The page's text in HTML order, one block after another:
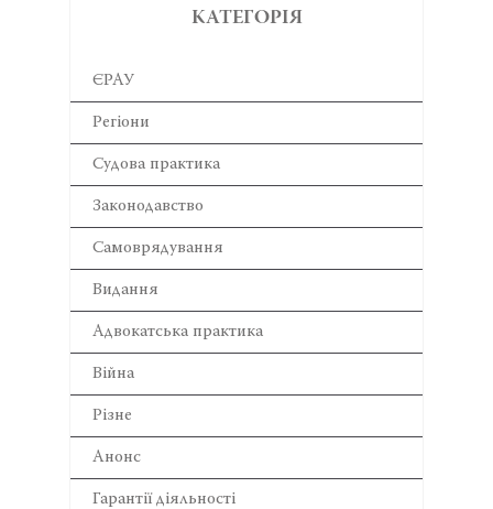
КАТЕГОРІЯ
ЄРАУ
Регіони
Cудова практика
Законодавство
Самоврядування
Видання
Адвокатська практика
Війна
Різне
Анонс
Гарантії діяльності